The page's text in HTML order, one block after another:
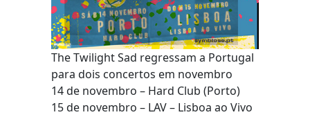
The Twilight Sad regressam a Portugal
para dois concertos em novembro
14 de novembro – Hard Club (Porto)
15 de novembro – LAV – Lisboa ao Vivo